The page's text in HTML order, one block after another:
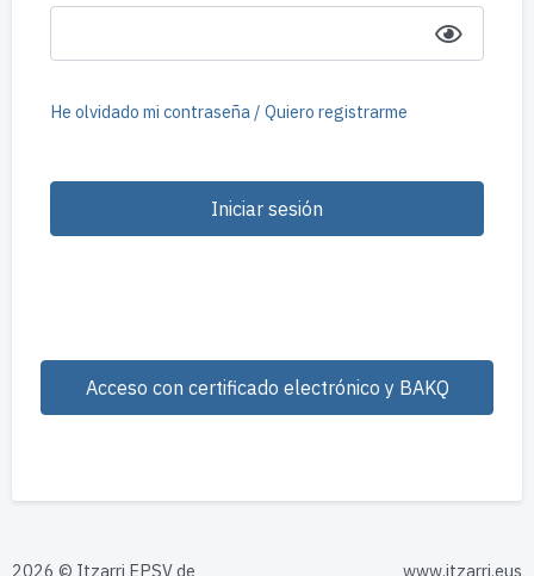
He olvidado mi contraseña / Quiero registrarme
Iniciar sesión
Acceso con certificado electrónico y BAKQ
2026 © Itzarri EPSV de www.itzarri.eus